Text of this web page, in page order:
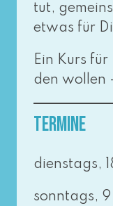
tut,
etwas für
Ein Kurs
den wol­len
Termine
diens­tags,
sonn­tags,